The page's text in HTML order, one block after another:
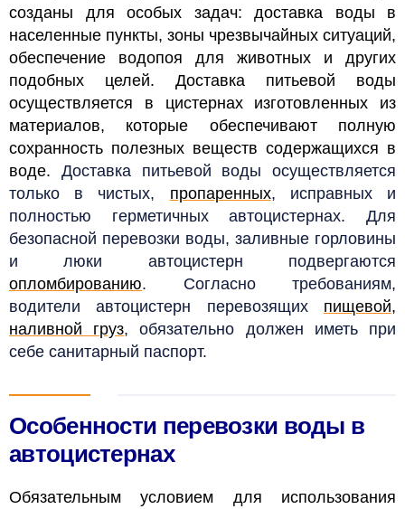
созданы для особых задач: доставка воды в
населенные пункты, зоны чрезвычайных ситуаций,
обеспечение водопоя для животных и других
подобных целей. Доставка питьевой воды
осуществляется в цистернах изготовленных из
материалов, которые обеспечивают полную
сохранность полезных веществ содержащихся в
воде. Доставка питьевой воды осуществляется
только в чистых, пропаренных, исправных и
полностью герметичных автоцистернах. Для
безопасной перевозки воды, заливные горловины
и люки автоцистерн подвергаются
опломбированию. Согласно требованиям,
водители автоцистерн перевозящих пищевой,
наливной груз, обязательно должен иметь при
себе санитарный паспорт.
Особенности перевозки воды в
автоцистернах
Обязательным условием для использования